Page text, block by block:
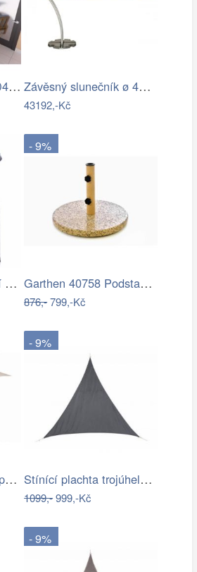
Slunečník na terasu D4164 Dekorhome Závěsný slunečník ø 420 cm
43192,-Kč
SONGMICS Zahradní slunečník Royal…
- 9%
Garthen 40758 Podstavec na slunečník…
876,-799,-Kč
Zahradní slunečník s podstavcem ø 300…
- 9%
Stínící plachta trojúhelník 3*3*3 m šedá
1099,-999,-Kč
- 9%